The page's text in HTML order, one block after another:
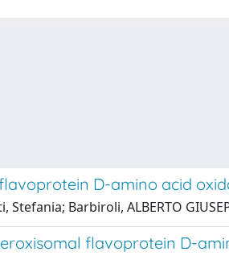
D-amino acid
Barbiroli, ALBERTO
flavoprotein D-